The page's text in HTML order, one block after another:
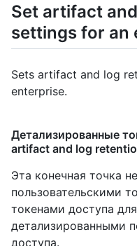
Set artifact
settings for an
Sets artifact and log
enterprise.
Детализированные
artifact and log
Эта конечная точка
пользовательскими
токенами доступа
детализированными
доступа.